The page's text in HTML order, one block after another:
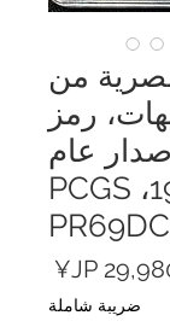
من
جنيهات، رمز
عام
1993، PCGS
ضريبة شاملة